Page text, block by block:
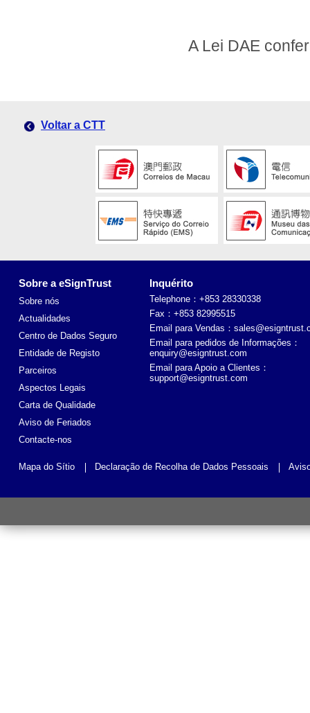
A Lei DAE
Voltar a CTT
Sobre a eSignTrust
Sobre nós
Actualidades
Centro de Dados Seguro
Entidade de Registo
Parceiros
Aspectos Legais
Carta de Qualidade
Aviso de Feriados
Contacte-nos
Inquérito
Telephone：+853 28330338
Fax：+853 82995515
Email para Vendas：
Email para pedidos de Informações：
enquiry@esigntrust.com
Email para Apoio a Clientes：
support@esigntrust.com
Mapa do Sítio Declaração de Recolha de Dados Pessoais